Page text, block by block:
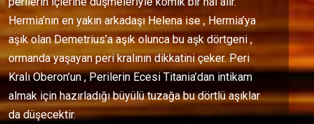
Hermia’nın en yakın arkadaşı Helena ise , Hermia’ya
aşık olan Demetrius’a aşık olunca bu aşk dörtgeni ,
ormanda yaşayan peri kralının dikkatini çeker. Peri
Kralı Oberon’un , Perilerin Ecesi Titania’dan intikam
almak için hazırladığı büyülü tuzağa bu dörtlü aşıklar
da düşecektir.